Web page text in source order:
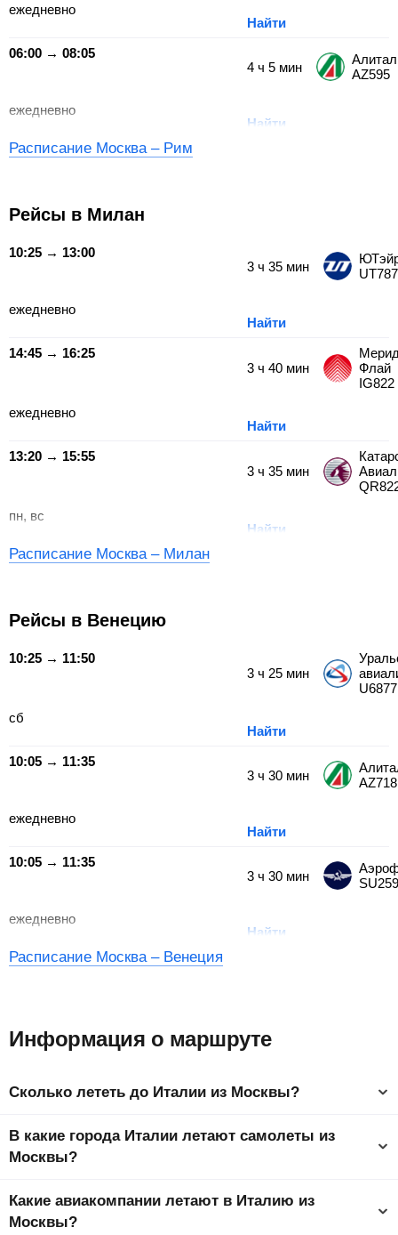
ежедневно
Найти
06:00 → 08:05
4 ч 5 мин
AZ595
ежедневно
Найти
Расписание Москва – Рим
Рейсы в Милан
10:25 → 13:00
3 ч 35 мин
UT787
ежедневно
Найти
14:45 → 16:25
3 ч 40 мин
Флай
IG822
ежедневно
Найти
13:20 → 15:55
3 ч 35 мин
пн, вс
Найти
Расписание Москва – Милан
Рейсы в Венецию
10:25 → 11:50
3 ч 25 мин
U6877
сб
Найти
10:05 → 11:35
3 ч 30 мин
ежедневно
Найти
10:05 → 11:35
3 ч 30 мин
ежедневно
Найти
Расписание Москва – Венеция
Информация о маршруте
Сколько лететь до Италии из Москвы?
столицы страны Рим.
В какие города Италии летают самолеты из
Москвы?
Италии. Самый дешевый город, куда можно слетать – Милан
от2305 ₽. На странице города у вас будет возможность
Какие авиакомпании летают в Италию из
Москвы?